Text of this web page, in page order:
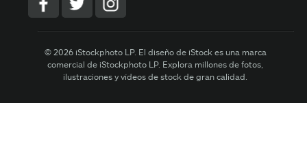
© 2026 iStockphoto LP. El diseño de iStock es una marca
comercial de iStockphoto LP. Explora millones de fotos,
ilustraciones y vídeos de stock de gran calidad.